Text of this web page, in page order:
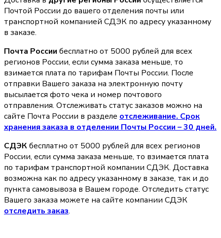
Почтой России до вашего отделения почты или
транспортной компанией СДЭК по адресу указанному
в заказе.
Почта России бесплатно от 5000 рублей для всех
регионов России, если сумма заказа меньше, то
взимается плата по тарифам Почты России. После
отправки Вашего заказа на электронную почту
высылается фото чека и номер почтового
отправления. Отслеживать статус заказов можно на
сайте Почта России в разделе oтслеживание. Срок
хранения заказа в отделении Почты России – 30 дней.
СДЭКбесплатно от 5000 рублей для всех регионов
России, если сумма заказа меньше, то взимается плата
по тарифам транспортной компании СДЭК. Доставка
возможна как по адресу указанному в заказе, так и до
пункта самовывоза в Вашем городе. Отследить статус
Вашего заказа можете на сайте компании СДЭК
отследить заказ.